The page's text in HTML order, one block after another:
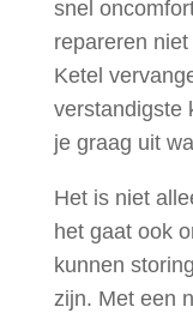
snel
repareren
Ketel
verstandigste
je graag uit
Het is niet
het gaat ook
kunnen
zijn. Met een